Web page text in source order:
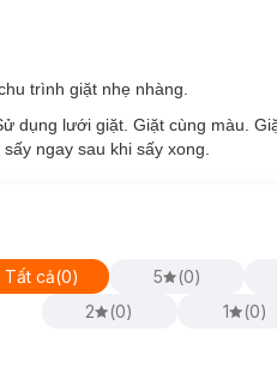
trình giặt nhẹ nhàng.
dụng lưới giặt. Giặt cùng màu.
ngay sau khi sấy xong.
Tất cả(0) 5 (0)
2
(0) 1 (0)